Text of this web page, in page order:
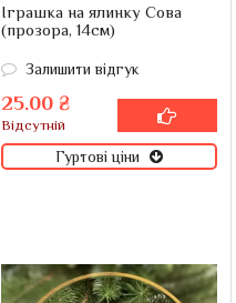
Іграшка на ялинку Сова
(прозора, 14см)
Залишити відгук
25.00 ₴
Відсутній
Гуртові ціни